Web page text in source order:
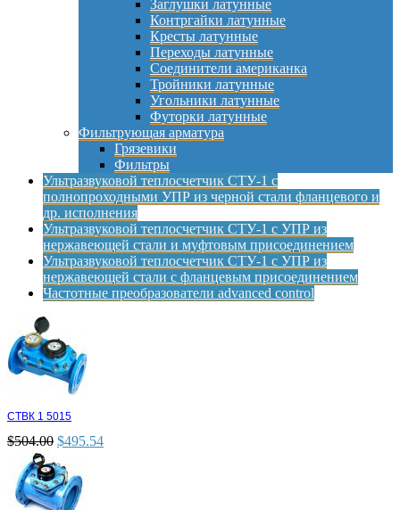
Заглушки латунные
Контргайки латунные
Кресты латунные
Переходы латунные
Соединители американка
Тройники латунные
Угольники латунные
Футорки латунные
Фильтрующая арматура
Грязевики
Фильтры
Ультразвуковой теплосчетчик СТУ-1 с
полнопроходными УПР из черной стали фланцевого и
др. исполнения
Ультразвуковой теплосчетчик СТУ-1 с УПР из
нержавеющей стали и муфтовым присоединением
Ультразвуковой теплосчетчик СТУ-1 с УПР из
нержавеющей стали с фланцевым присоединением
Частотные преобразователи advanced control
СТВК 1 5015
$504.00 $495.54